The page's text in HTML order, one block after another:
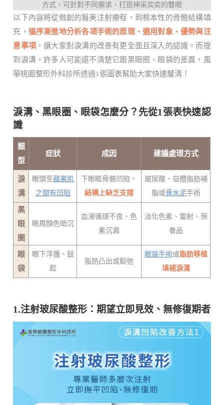
方式，可針對不同需求，打造神采奕奕的雙眼
以下內容將從微創的醫美注射療程，到根本性的骨骼結構填
充， 循序漸進地分析各項手術的原理、適用對象、優勢與注
意事項 ，讓大家對淚溝的改善有更全面且深入的認識。而提
到淚溝，許多人可能還不清楚它跟黑眼圈、眼袋的差異，風
華桃園整形外科診所透過1張圖表幫助大家快速釐清！
淚溝、黑眼圈、眼袋怎麼分？先從1張表快速認
識
類
型
症狀 成因 建議處理方式
淚
溝
眼頭至蘋果肌
之間有凹陷
下眼眶骨骼凹陷、
結構上缺乏支撐
玻尿酸、自體脂肪補
脂或骨水泥手術
黑
眼
圈
眼周顏色暗沉
血液循環不良、色
素沉澱
淡化色素、雷射、保
養品
眼
袋
眼下浮腫、鼓
起
脂肪凸出或鬆弛
眼袋手術或脂肪移植
填補淚溝
1.注射玻尿酸整形：期望立即見效、無修復期者